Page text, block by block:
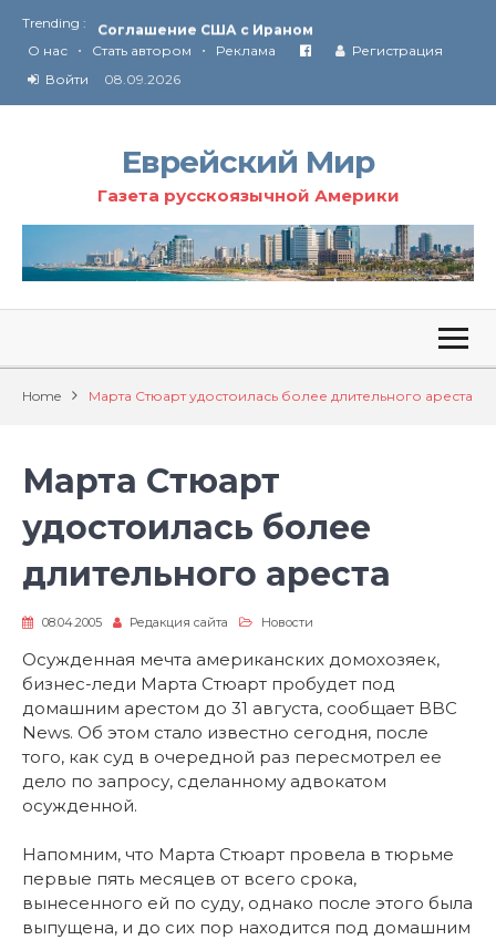
Trending :
Соглашение США с Ираном
Технология Революции в Иране
О нас • Стать автором • Реклама
Регистрация
Войти
08.09.2026
Еврейский Мир
Газета русскоязычной Америки
Home Марта Стюарт удостоилась более длительного ареста
Марта Стюарт
удостоилась более
длительного ареста
08.04.2005 Редакция сайта Новости
Осужденная мечта американских домохозяек,
бизнес-леди Марта Стюарт пробудет под
домашним арестом до 31 августа, сообщает BBC
News. Об этом стало известно сегодня, после
того, как суд в очередной раз пересмотрел ее
дело по запросу, сделанному адвокатом
осужденной.
Напомним, что Марта Стюарт провела в тюрьме
первые пять месяцев от всего срока,
вынесенного ей по суду, однако после этого была
выпущена, и до сих пор находится под домашним